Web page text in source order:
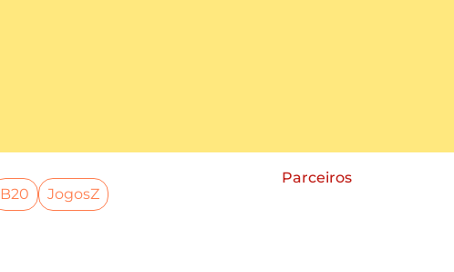
Parceiros
B20
JogosZ